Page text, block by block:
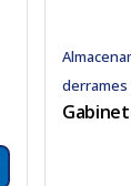
derrames